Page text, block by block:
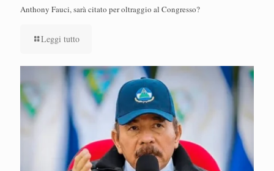
Anthony Fauci, sarà citato per oltraggio al Congresso?
Leggi tutto